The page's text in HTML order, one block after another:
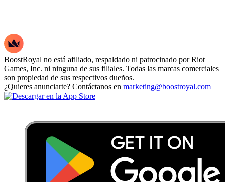
BoostRoyal no está afiliado, respaldado ni patrocinado por Riot
Games, Inc. ni ninguna de sus filiales. Todas las marcas comerciales
son propiedad de sus respectivos dueños.
¿Quieres anunciarte? Contáctanos en marketing@boostroyal.com